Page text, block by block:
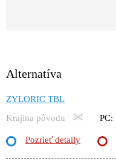
Alternatíva
ZYLORIC TBL
Krajina pôvodu
PC:
Pozrieť detaily